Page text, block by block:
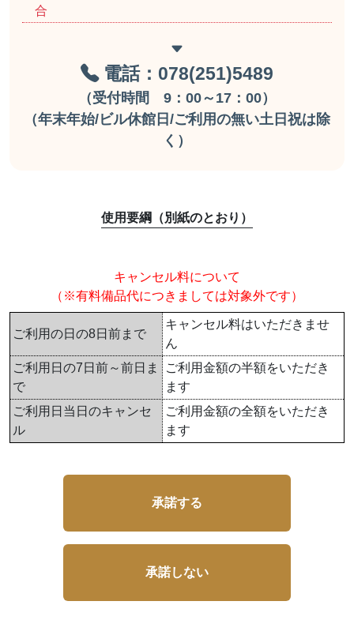
合
電話：078(251)5489
（受付時間 9：00～17：00）
（年末年始/ビル休館日/ご利用の無い土日祝は除
く）
使用要綱（別紙のとおり）
キャンセル料について
（※有料備品代につきましては対象外です）
ご利用の日の8日前まで
キャンセル料はいただきませ
ん
ご利用日の7日前～前日ま
で
ご利用金額の半額をいただき
ます
ご利用日当日のキャンセ
ル
ご利用金額の全額をいただき
ます
承諾する
承諾しない